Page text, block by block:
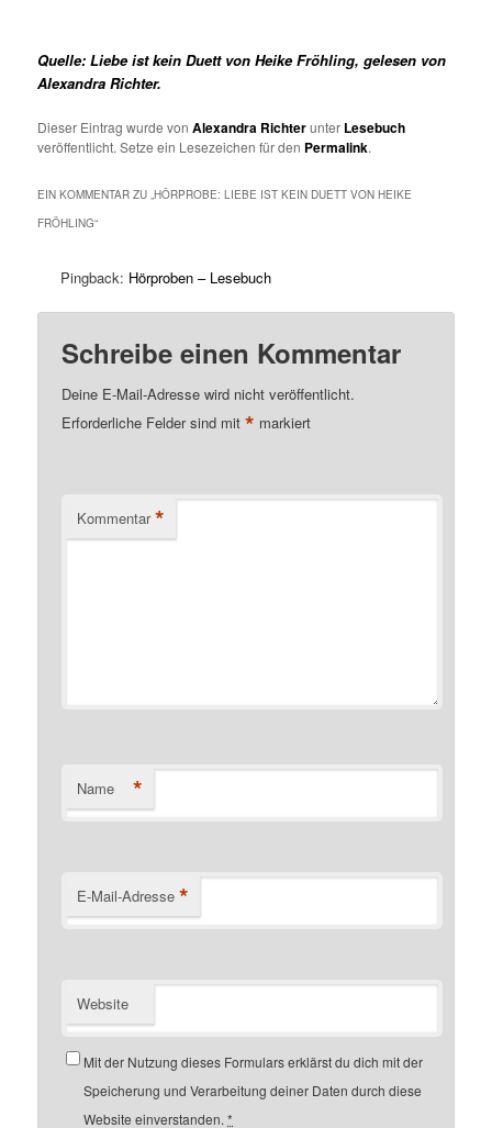
Quelle: Liebe ist kein Duett von Heike Fröhling, gelesen von
Alexandra Richter.
Dieser Eintrag wurde vonAlexandra Richterunter Lesebuch
veröffentlicht. Setze ein Lesezeichen für den Permalink.
EIN KOMMENTAR ZU „HÖRPROBE: LIEBE IST KEIN DUETT VON HEIKE
FRÖHLING“
Pingback: Hörproben – Lesebuch
Schreibe einen Kommentar
Deine E-Mail-Adresse wird nicht veröffentlicht.
Erforderliche Felder sind mit* markiert
Kommentar *
Name *
E-Mail-Adresse *
Website
Mit der Nutzung dieses Formulars erklärst du dich mit der
Speicherung und Verarbeitung deiner Daten durch diese
Website einverstanden.*